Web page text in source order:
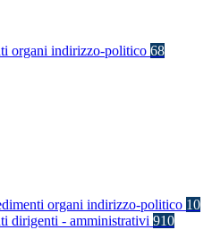
organi indirizzo-politico 68
organi indirizzo-politico 10
dirigenti - amministrativi 910